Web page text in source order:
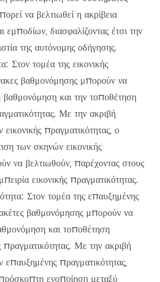
να βελτιωθεί η ακρίβεια
διασφαλίζοντας έτσι την
της αυτόνομης οδήγησης.
Στον τομέα της εικονικής
βαθμονόμησης μπορούν να
βαθμονόμηση και την τοποθέτηση
Με την ακριβή
πραγματικότητας, ο
των σκηνών εικονικής
να βελτιωθούν, παρέχοντας στους
εικονικής πραγματικότητας.
Στον τομέα της επαυξημένης
βαθμονόμησης μπορούν να
και τοποθέτηση
Με την ακριβή
πραγματικότητας,